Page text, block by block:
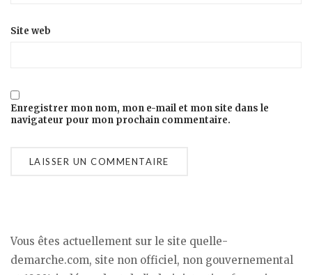
Site web
Enregistrer mon nom, mon e-mail et mon site dans le
navigateur pour mon prochain commentaire.
Vous êtes actuellement sur le site quelle-
demarche.com, site non officiel, non gouvernemental